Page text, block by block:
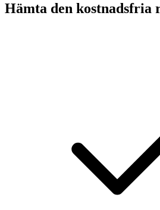
Hämta den kostnadsfria